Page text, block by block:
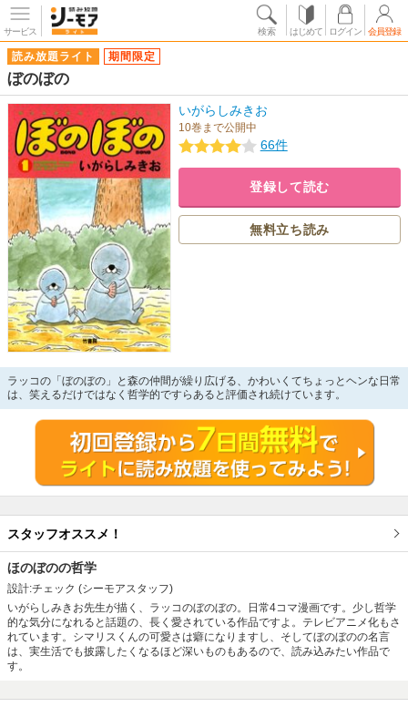
サービス 検索 はじめて ログイン 会員登録
読み放題ライト 期間限定
ぼのぼの
いがらしみきお
10巻まで公開中
66件
登録して読む
無料立ち読み
ラッコの「ぼのぼの」と森の仲間が繰り広げる、かわいくてちょっとヘンな日常
は、笑えるだけではなく哲学的ですらあると評価され続けています。
スタッフオススメ！
ほのぼのの哲学
設計:チェック (シーモアスタッフ)
いがらしみきお先生が描く、ラッコのぼのぼの。日常4コマ漫画です。少し哲学
的な気分になれると話題の、長く愛されている作品ですよ。テレビアニメ化もさ
れています。シマリスくんの可愛さは癖になりますし、そしてぼのぼのの名言
は、実生活でも披露したくなるほど深いものもあるので、読み込みたい作品で
す。